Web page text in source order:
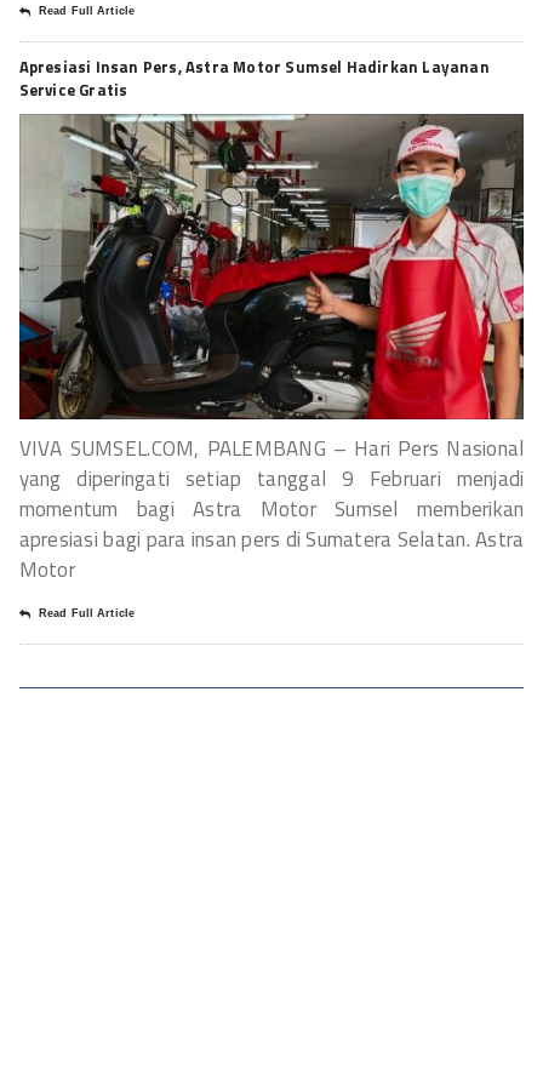
Read Full Article
Apresiasi Insan Pers, Astra Motor Sumsel Hadirkan Layanan
Service Gratis
VIVA SUMSEL.COM, PALEMBANG – Hari Pers Nasional
yang diperingati setiap tanggal 9 Februari menjadi
momentum bagi Astra Motor Sumsel memberikan
apresiasi bagi para insan pers di Sumatera Selatan. Astra
Motor
Read Full Article